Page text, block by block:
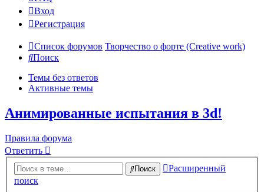
Вход
Регистрация
Список форумов Творчество о форте (Creative work)
Поиск
Темы без ответов
Активные темы
Анимированные испытания в 3d!
Правила форума
Ответить
Поиск
Расширенный
поиск